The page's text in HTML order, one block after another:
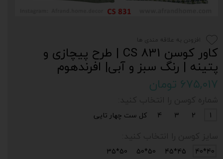
کاور کوسن CS 831 | طرح پیچازی و
پتینه | رنگ سبز و آبی| افرندهوم
۶۷۵,۰۱۷ تومان
1
2
3
4 کل ست چهار تایی
40*40
45*45
50*50
50*35
افزودن به علاقه مندی ها